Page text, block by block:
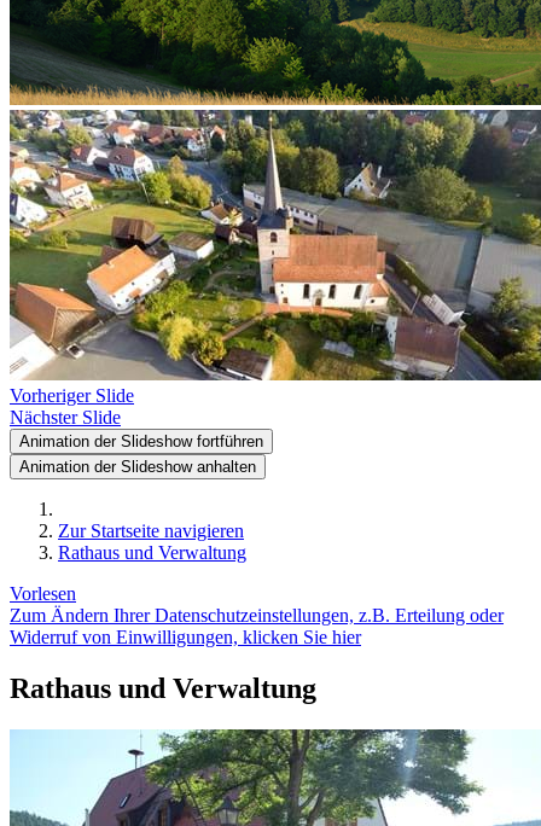
Vorheriger Slide
Nächster Slide
Animation der Slideshow fortführen
Animation der Slideshow anhalten
Zur Startseite navigieren
Rathaus und Verwaltung
Vorlesen
Zum Ändern Ihrer Datenschutzeinstellungen, z.B. Erteilung oder
Widerruf von Einwilligungen, klicken Sie hier
Rathaus und Verwaltung